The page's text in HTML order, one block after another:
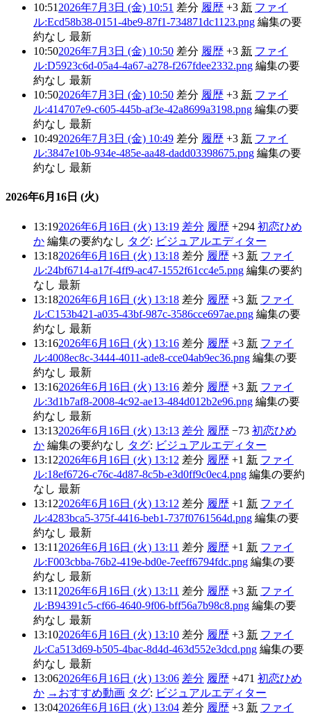
10:51 2026年7月3日 (金) 10:51 差分 履歴 +3 新 ファイ
ル:Ecd58b38-0151-4be9-87f1-734871dc1123.png 編集の要
約なし 最新
10:502026年7月3日 (金) 10:50 差分 履歴 +3 新 ファイ
ル:D5923c6d-05a4-4a67-a278-f267fdee2332.png 編集の要
約なし 最新
10:502026年7月3日 (金) 10:50 差分 履歴 +3 新 ファイ
ル:414707e9-c605-445b-af3e-42a8699a3198.png 編集の要
約なし 最新
10:492026年7月3日 (金) 10:49 差分 履歴 +3 新 ファイ
ル:3847e10b-934e-485e-aa48-dadd03398675.png 編集の要
約なし 最新
2026年6月16日 (火)
13:192026年6月16日 (火) 13:19 差分 履歴 +294 初恋ひめ
か 編集の要約なし タグ: ビジュアルエディター
13:182026年6月16日 (火) 13:18 差分 履歴 +3 新 ファイ
ル:24bf6714-a17f-4ff9-ac47-1552f61cc4e5.png 編集の要約
なし 最新
13:182026年6月16日 (火) 13:18 差分 履歴 +3 新 ファイ
ル:C153b421-a035-43bf-987c-3586cce697ae.png 編集の要
約なし 最新
13:162026年6月16日 (火) 13:16 差分 履歴 +3 新 ファイ
ル:4008ec8c-3444-4011-ade8-cce04ab9ec36.png 編集の要
約なし 最新
13:162026年6月16日 (火) 13:16 差分 履歴 +3 新 ファイ
ル:3d1b7af8-2008-4c92-ae13-484d012b2e96.png 編集の要
約なし 最新
13:132026年6月16日 (火) 13:13 差分 履歴 −73 初恋ひめ
か 編集の要約なし タグ: ビジュアルエディター
13:122026年6月16日 (火) 13:12 差分 履歴 +1 新 ファイ
ル:18ef6726-c76c-4d87-8c5b-e3d0ff9c0ec4.png 編集の要約
なし 最新
13:122026年6月16日 (火) 13:12 差分 履歴 +1 新 ファイ
ル:4283bca5-375f-4416-beb1-737f0761564d.png 編集の要
約なし 最新
13:11 2026年6月16日 (火) 13:11 差分 履歴 +1 新 ファイ
ル:F003cbba-76b2-419e-bd0e-7eeff6794fdc.png 編集の要
約なし 最新
13:11 2026年6月16日 (火) 13:11 差分 履歴 +3 新 ファイ
ル:B94391c5-cf66-4640-9f06-bff56a7b98c8.png 編集の要
約なし 最新
13:102026年6月16日 (火) 13:10 差分 履歴 +3 新 ファイ
ル:Ca513d69-b505-4bac-8d4d-463d552e3dcd.png 編集の要
約なし 最新
13:062026年6月16日 (火) 13:06 差分 履歴 +471 初恋ひめ
か → おすすめ動画 タグ: ビジュアルエディター
13:042026年6月16日 (火) 13:04 差分 履歴 +3 新 ファイ